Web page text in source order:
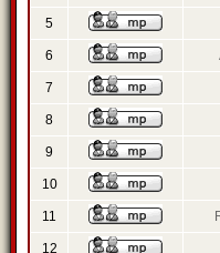
5
6
7
8
9
10
11
12